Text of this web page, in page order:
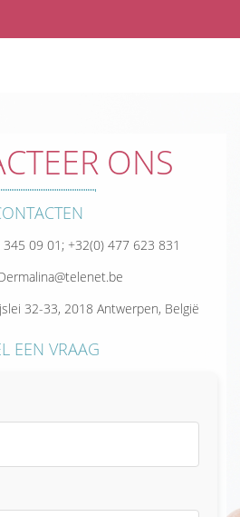
ONS
345 09 01; +32(0) 477 623 831
32-33, 2018 Antwerpen, België
EEN VRAAG